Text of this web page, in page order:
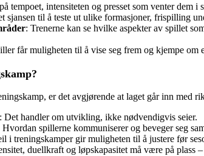
tempoet, intensiteten og presset som venter dem i
sjansen til å teste ut ulike formasjoner, frispilling
: Trenerne kan se hvilke aspekter av spillet
får muligheten til å vise seg frem og kjempe om
er det avgjørende at laget går inn med
: Det handler om utvikling, ikke nødvendigvis seier.
Hvordan spillerne kommuniserer og beveger seg
i treningskamper gir muligheten til å justere før
duellkraft og løpskapasitet må være på plass